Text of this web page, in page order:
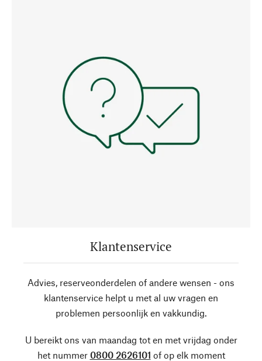
Klantenservice
Advies, reserveonderdelen of andere wensen - ons
klantenservice helpt u met al uw vragen en
problemen persoonlijk en vakkundig.
U bereikt ons van maandag tot en met vrijdag onder
het nummer 0800 2626101 of op elk moment